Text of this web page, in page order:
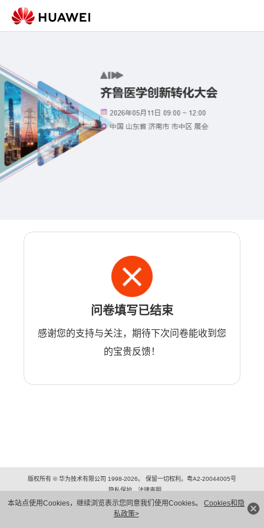
本站点使用Cookies，继续浏览表示您同意我们使用Cookies。 Cookies和隐
私政策>
问卷填写已结束
感谢您的支持与关注，期待下次问卷能收到您
的宝贵反馈！
版权所有 © 华为技术有限公司 1998-2026。 保留一切权利。粤A2-20044005号
隐私保护
法律声明